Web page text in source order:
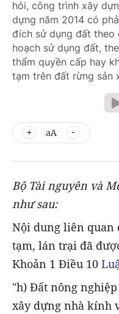
hỏi, công trình xây
dựng năm 2014 có
đích sử dụng đất theo
hoạch sử dụng đất,
thẩm quyền cấp hay
tạm trên đất rừng sản
aA
Bộ Tài nguyên và
như sau:
Nội dung liên quan
tạm, lán trại đã
Khoản 1 Điều 10
"h) Đất nông
xây dựng nhà kính